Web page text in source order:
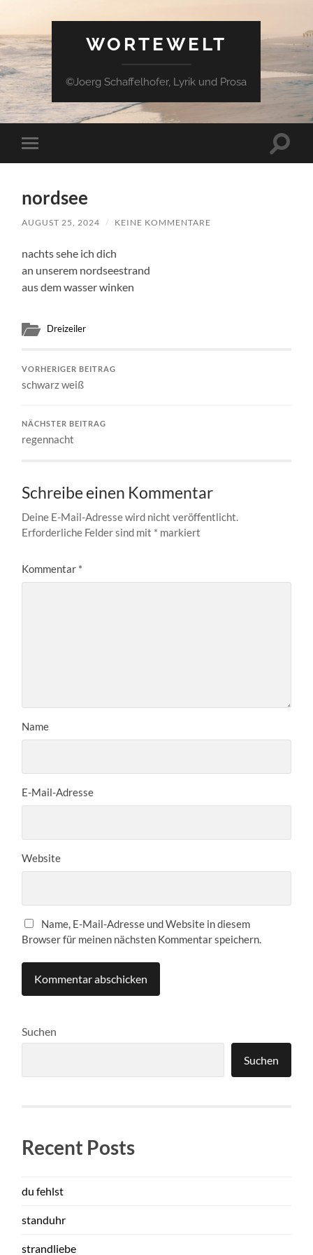
WORTEWELT
©Joerg Schaffelhofer, Lyrik und Prosa
Mobile-
Menü
nordsee
AUGUST 25, 2024 / KEINE KOMMENTARE
nachts sehe ich dich
an unserem nordseestrand
aus dem wasser winken
Dreizeiler
VORHERIGER BEITRAG
schwarz weiß
NÄCHSTER BEITRAG
regennacht
Schreibe einen Kommentar
Deine E-Mail-Adresse wird nicht veröffentlicht.
Erforderliche Felder sind mit * markiert
Kommentar *
Name
E-Mail-Adresse
Website
Name, E-Mail-Adresse und Website in diesem
Browser für meinen nächsten Kommentar speichern.
Suchen
Suchen
Recent Posts
du fehlst
standuhr
strandliebe